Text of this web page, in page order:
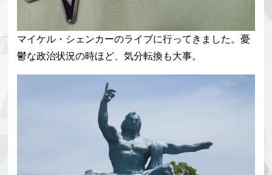
マイケル・シェンカーのライブに行ってきました。憂
鬱な政治状況の時ほど、気分転換も大事。